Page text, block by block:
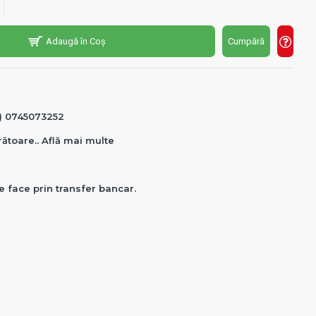
Adaugă în Coș Cumpără
Află mai multe
face prin transfer bancar.